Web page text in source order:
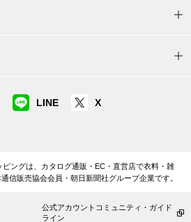
ヘンリーコッ
LINE X
ングは、カタログ通販・EC・直営店で衣料・雑
信販売協会会員・朝日新聞社グループ企業です。
公式アカウントコミュニティ・ガイド
ライン